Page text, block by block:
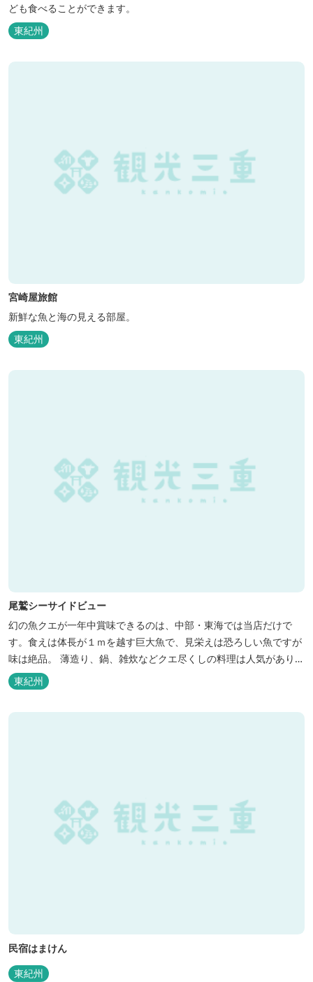
ども食べることができます。
東紀州
宮崎屋旅館
新鮮な魚と海の見える部屋。
東紀州
尾鷲シーサイドビュー
幻の魚クエが一年中賞味できるのは、中部・東海では当店だけで
す。食えは体長が１ｍを越す巨大魚で、見栄えは恐ろしい魚ですが
味は絶品。 薄造り、鍋、雑炊などクエ尽くしの料理は人気がありま
す。ぜひご賞味ください（料理だけでも歌。また、宿泊者には船で
の無料遊覧サービス（１時間）を行ないます。
東紀州
民宿はまけん
東紀州